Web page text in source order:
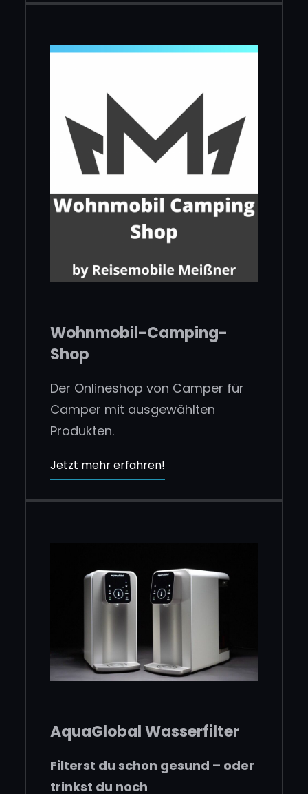
Wohnmobil-Camping-
Shop
Der Onlineshop von Camper für
Camper mit ausgewählten
Produkten.
Jetzt mehr erfahren!
AquaGlobal Wasserfilter
Filterst du schon gesund – oder
trinkst du noch